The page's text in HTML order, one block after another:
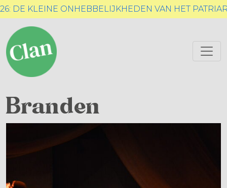
DE KLEINE ONHEBBELIJKHEDEN VAN HET
Branden